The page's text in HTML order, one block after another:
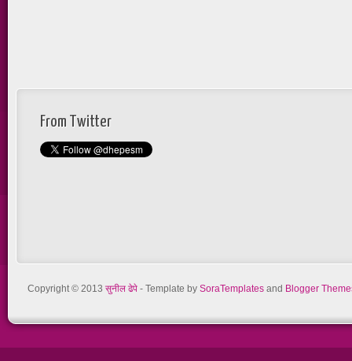
From Twitter
Copyright © 2013 सुनील ढेपे - Template by SoraTemplates and Blogger